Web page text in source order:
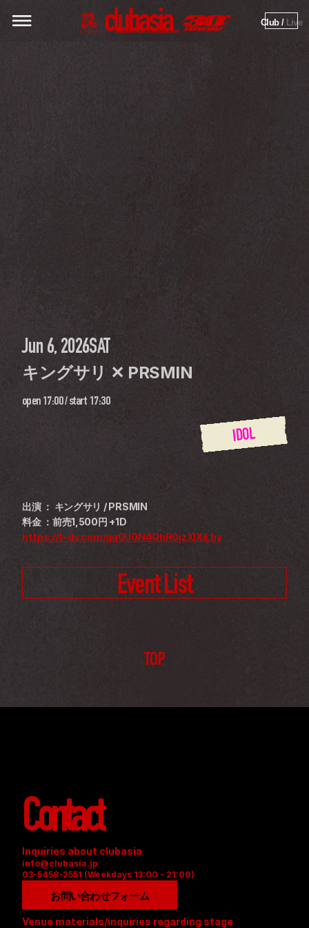
Club / Live
Jun 6, 2026SAT
キングサリ ✕ PRSMIN
open 17:00 / start 17:30
IDOL
出演 ： キングサリ / PRSMIN
料金 ：前売1,500円 +1D
https://t-dv.com/gq0U0N4QhR0jzXIXiLby
Event List
TOP
Contact
Inquiries about clubasia
info@clubasia.jp
03-5458-2551 (Weekdays 13:00 - 21:00)
お問い合わせフォーム
Venue materials/inquiries regarding stage